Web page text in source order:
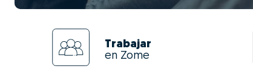
Trabajar
en Zome